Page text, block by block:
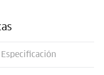
Especificación